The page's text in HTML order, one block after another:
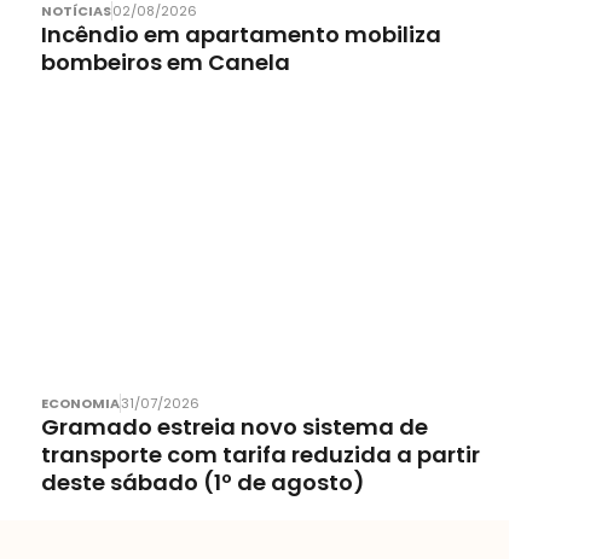
NOTÍCIAS02/08/2026
Incêndio em apartamento mobiliza
bombeiros em Canela
ECONOMIA31/07/2026
Gramado estreia novo sistema de
transporte com tarifa reduzida a partir
deste sábado (1º de agosto)